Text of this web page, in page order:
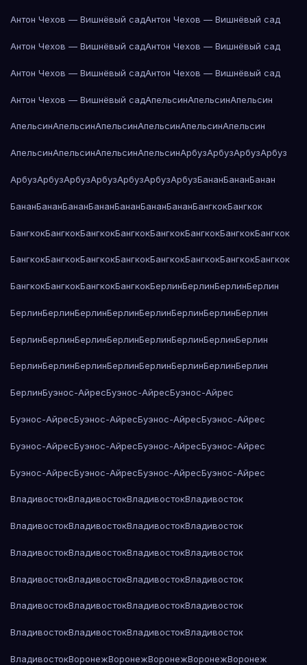
Антон Чехов — Вишнёвый садАнтон Чехов — Вишнёвый сад
Антон Чехов — Вишнёвый садАнтон Чехов — Вишнёвый сад
Антон Чехов — Вишнёвый садАнтон Чехов — Вишнёвый сад
Антон Чехов — Вишнёвый садАпельсинАпельсинАпельсин
АпельсинАпельсинАпельсинАпельсинАпельсинАпельсин
АпельсинАпельсинАпельсинАпельсинАрбузАрбузАрбузАрбуз
АрбузАрбузАрбузАрбузАрбузАрбузАрбузБананБананБанан
БананБананБананБананБананБананБананБангкокБангкок
БангкокБангкокБангкокБангкокБангкокБангкокБангкокБангкок
БангкокБангкокБангкокБангкокБангкокБангкокБангкокБангкок
БангкокБангкокБангкокБангкокБерлинБерлинБерлинБерлин
БерлинБерлинБерлинБерлинБерлинБерлинБерлинБерлин
БерлинБерлинБерлинБерлинБерлинБерлинБерлинБерлин
БерлинБерлинБерлинБерлинБерлинБерлинБерлинБерлин
БерлинБуэнос-АйресБуэнос-АйресБуэнос-Айрес
Буэнос-АйресБуэнос-АйресБуэнос-АйресБуэнос-Айрес
Буэнос-АйресБуэнос-АйресБуэнос-АйресБуэнос-Айрес
Буэнос-АйресБуэнос-АйресБуэнос-АйресБуэнос-Айрес
ВладивостокВладивостокВладивостокВладивосток
ВладивостокВладивостокВладивостокВладивосток
ВладивостокВладивостокВладивостокВладивосток
ВладивостокВладивостокВладивостокВладивосток
ВладивостокВладивостокВладивостокВладивосток
ВладивостокВладивостокВладивостокВладивосток
ВладивостокВоронежВоронежВоронежВоронежВоронеж